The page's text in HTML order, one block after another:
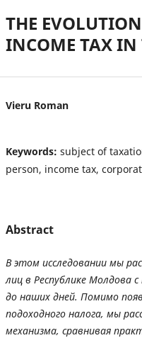
THE
INCOME TAX IN
Vieru Roman
Keywords: subject of
person, income tax,
Abstract
В этом исследовании мы
лиц в Республике Молдова
до наших дней. Помимо
подоходного налога, мы
механизма, сравнивая